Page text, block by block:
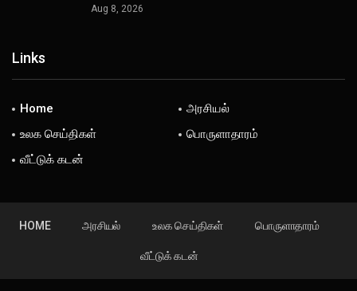
Aug 8, 2026
Links
Home
அரசியல்
உலக செய்திகள்
பொருளாதாரம்
வீட்டுக் கடன்
HOME அரசியல் உலக செய்திகள் பொருளாதாரம்
வீட்டுக் கடன்